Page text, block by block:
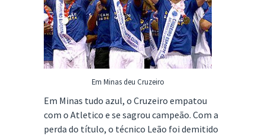
Em Minas deu Cruzeiro
Em Minas tudo azul, o Cruzeiro empatou
com o Atletico e se sagrou campeão. Com a
perda do título, o técnico Leão foi demitido